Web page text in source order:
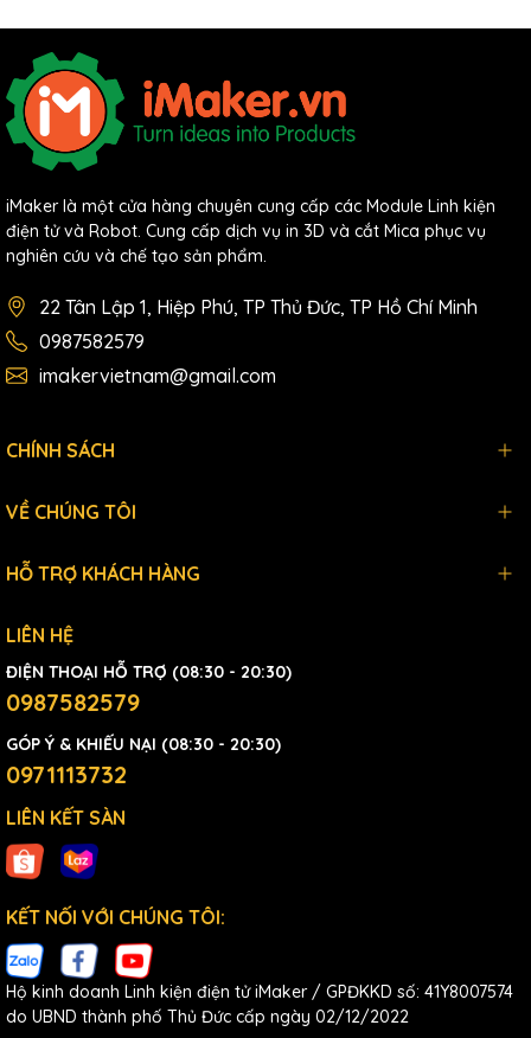
iMaker là một cửa hàng chuyên cung cấp các Module Linh kiện
điện tử và Robot. Cung cấp dịch vụ in 3D và cắt Mica phục vụ
nghiên cứu và chế tạo sản phẩm.
22 Tân Lập 1, Hiệp Phú, TP Thủ Đức, TP Hồ Chí Minh
0987582579
imakervietnam@gmail.com
CHÍNH SÁCH
VỀ CHÚNG TÔI
HỖ TRỢ KHÁCH HÀNG
LIÊN HỆ
ĐIỆN THOẠI HỖ TRỢ (08:30 - 20:30)
0987582579
GÓP Ý & KHIẾU NẠI (08:30 - 20:30)
0971113732
LIÊN KẾT SÀN
KẾT NỐI VỚI CHÚNG TÔI:
Hộ kinh doanh Linh kiện điện tử iMaker / GPĐKKD số: 41Y8007574
do UBND thành phố Thủ Đức cấp ngày 02/12/2022